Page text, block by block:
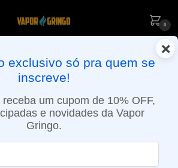
0
DIA EM SÃO PAULO (SEG A SEX): PEDIDOS
ATÉ 15:30 VIA MOTOBOY
×
exclusivo só pra quem se
inscreve!
um cupom de 10% OFF,
e novidades da Vapor
Gringo.